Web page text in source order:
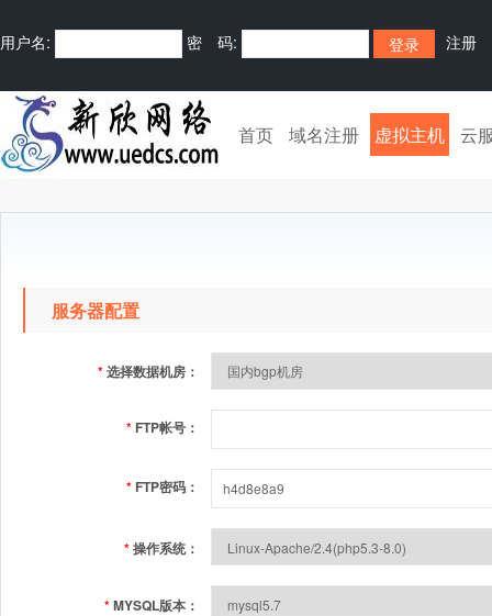
用户名: 密 码: 注册
首页 域名注册 虚拟主机 云
服务器配置
*选择数据机房：
* FTP帐号：
* FTP密码：
*操作系统：
*MYSQL版本：